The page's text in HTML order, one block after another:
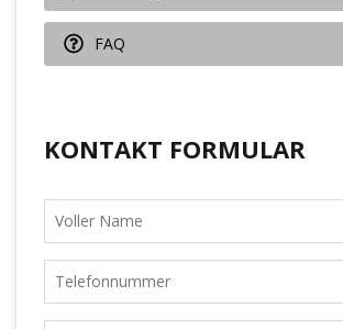
FAQ
KONTAKT FORMULAR